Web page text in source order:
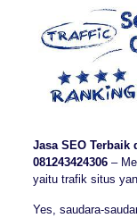
Jasa SEO Terbaik
081243424306–
yaitu trafik situs
Yes, saudara-